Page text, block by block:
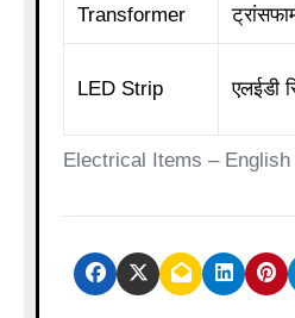
Electrical Items – English
Transformer
LED Strip एलईडी